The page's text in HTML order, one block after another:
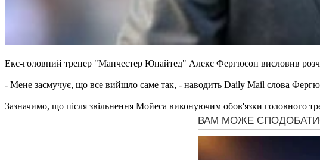
Екс-головний тренер "Манчестер Юнайтед" Алекс Фергюсон висловив
- Мене засмучує, що все вийшло саме так, - наводить Daily Mail слова
Зазначимо, що після звільнення Мойеса виконуючим обов'язки головного